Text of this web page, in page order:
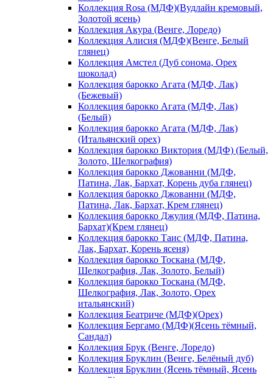
Коллекция Rosa (МДФ)(Вудлайн кремовый,
Золотой ясень)
Коллекция Акура (Венге, Лоредо)
Коллекция Алисия (МДФ)(Венге, Белый
глянец)
Коллекция Амстел (Дуб сонома, Орех
шоколад)
Коллекция барокко Агата (МДФ, Лак)
(Бежевый)
Коллекция барокко Агата (МДФ, Лак)
(Белый)
Коллекция барокко Агата (МДФ, Лак)
(Итальянский орех)
Коллекция барокко Виктория (МДФ) (Белый,
Золото, Шелкография)
Коллекция барокко Джованни (МДФ,
Патина, Лак, Бархат, Корень дуба глянец)
Коллекция барокко Джованни (МДФ,
Патина, Лак, Бархат, Крем глянец)
Коллекция барокко Джулия (МДФ, Патина,
Бархат)(Крем глянец)
Коллекция барокко Таис (МДФ, Патина,
Лак, Бархат, Корень ясеня)
Коллекция барокко Тоскана (МДФ,
Шелкография, Лак, Золото, Белый)
Коллекция барокко Тоскана (МДФ,
Шелкография, Лак, Золото, Орех
итальянский)
Коллекция Беатриче (МДФ)(Орех)
Коллекция Бергамо (МДФ)(Ясень тёмный,
Сандал)
Коллекция Брук (Венге, Лоредо)
Коллекция Бруклин (Венге, Белёный дуб)
Коллекция Бруклин (Ясень тёмный, Ясень